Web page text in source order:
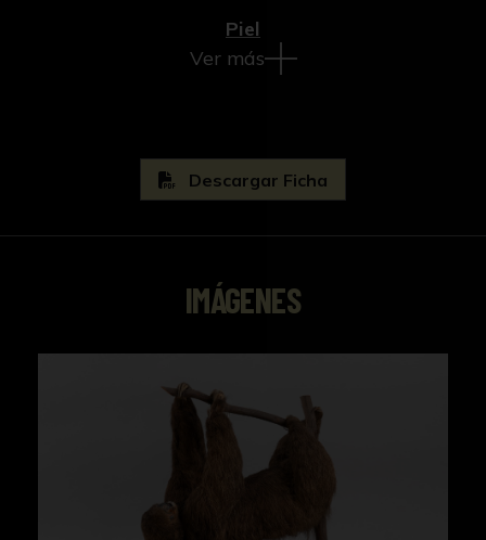
Piel
Ver más
Descargar Ficha
IMÁGENES